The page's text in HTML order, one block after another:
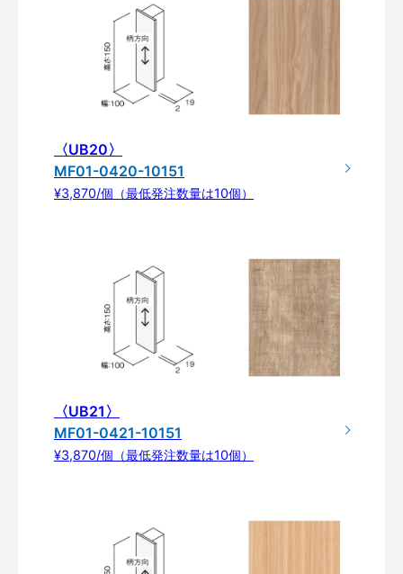
〈UB20〉
MF01-0420-10151
¥3,870/個（最低発注数量は10個）
〈UB21〉
MF01-0421-10151
¥3,870/個（最低発注数量は10個）